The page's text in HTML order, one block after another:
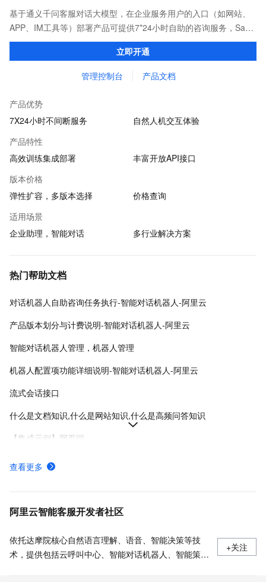
基于通义千问客服对话大模型，在企业服务用户的入口（如网站、
APP、IM工具等）部署产品可提供7*24小时自助的咨询服务，SaaS
化的管理系统，可上传文档、网页、高频问题、表格、多轮对话流
立即开通
管理控制台 产品文档
产品优势
7X24小时不间断服务
自然人机交互体验
产品特性
高效训练集成部署
丰富开放API接口
版本价格
弹性扩容，多版本选择
价格查询
适用场景
企业助理，智能对话
多行业解决方案
热门帮助文档
对话机器人自助咨询任务执行-智能对话机器人-阿里云
产品版本划分与计费说明-智能对话机器人-阿里云
智能对话机器人管理，机器人管理
机器人配置项功能详细说明-智能对话机器人-阿里云
流式会话接口
什么是文档知识,什么是网站知识,什么是高频问答知识
【集成示例】网页端
如何配置流程,如何配置API插件
创建并管理通义版机器人-智能对话机器人-阿里云
查看更多
阿里云智能客服开发者社区
依托达摩院核心自然语言理解、语音、智能决策等技
术，提供包括云呼叫中心、智能对话机器人、智能策略
+关注